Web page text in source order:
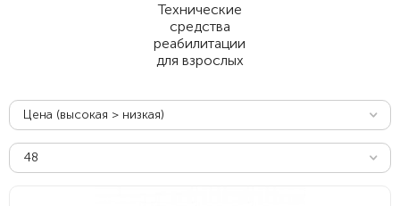
Технические
средства
реабилитации
для взрослых
Цена (высокая > низкая)
48